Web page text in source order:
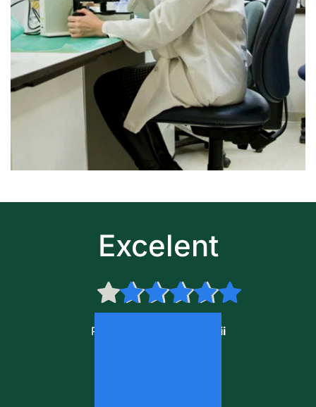
Excelent
Pe baza a 22 de recenzii